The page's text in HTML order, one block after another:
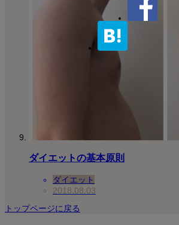
ダイエットの基本原則
ダイエット
2018.08.03
トップページに戻る